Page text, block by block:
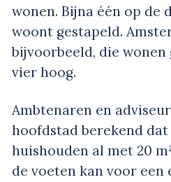
wonen. Bijna één op de
woont gestapeld.
bijvoorbeeld, die
vier hoog.
Ambtenaren en
hoofdstad berekend
huishouden al met 20
de voeten kan voor